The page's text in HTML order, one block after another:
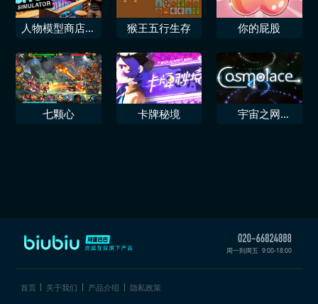
人物模型商店模
猴王五行生存 你的屁股
七颗心 卡牌秘境
宇宙之网
周一到周五 9:00-18:00
首页 关于我们 产品介绍 隐私政策